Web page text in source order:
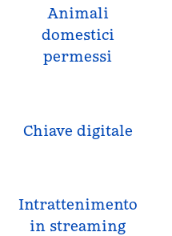
Animali
domestici
permessi
Chiave digitale
Intrattenimento
in streaming